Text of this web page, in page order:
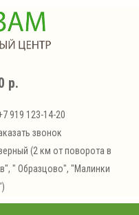
р.
919 123-14-20
звонок
(2 км от поворота в
" Образцово", "Малинки